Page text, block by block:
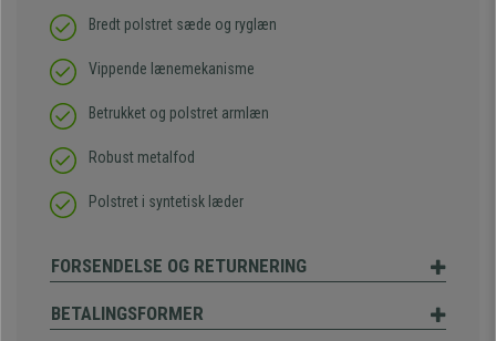
Bredt polstret sæde og ryglæn
Vippende lænemekanisme
Betrukket og polstret armlæn
Robust metalfod
Polstret i syntetisk læder
FORSENDELSE OG RETURNERING
BETALINGSFORMER